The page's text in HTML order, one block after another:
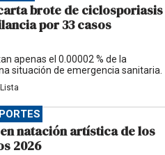
brote de ciclosporiasis
por 33 casos
apenas el 0.00002 % de la
situación de emergencia sanitaria.
natación artística de los
2026